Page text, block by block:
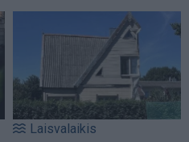
Laisvalaikis